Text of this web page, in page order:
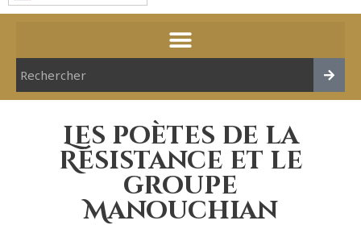
Les poètes de la
Résistance et le
groupe
Manouchian